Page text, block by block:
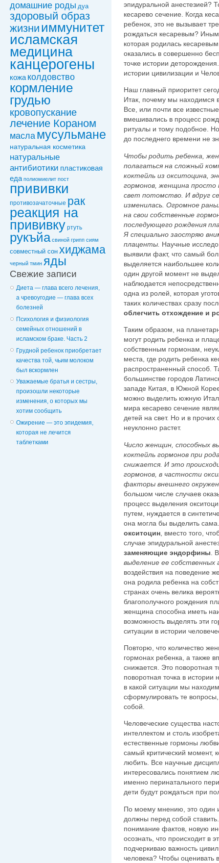
домашние роды дуа
здоровый образ
жизни иммунитет
исламская
медицина
канцерогены
кожа колдовствo
кормление
грудью
кровопускание
лечение Кораном
масла мусульмане
натуральная косметика
натуральные
антибиотики пластиковая
еда полиомиелит пост
прививки
противозачаточные рак
реакция на
прививку ртуть
рукъйа свиной грипп сиям
совместный сон хиджама
черный тмин яды
Свежие записи
Диета — глава всего лечения,
а чревоугодие — глава всех
болезней
Психология и физиология
семейных отношений в
исламском браке. Часть 2
Грудной ребенок приобретает
качества той, чьим молоком
был вскормлен
Уважаемые братья и сестры,
произошли некоторые
изменения, о которых мы
хотим сообщить
Ожирение — это эпидемия,
которая не лечится
таблетками
эпидуральной анестезией?
кесарево сечение. Когда
ребенок, это не вызывает
рождаться кесаревым?
которая родилась
оказались в совершенно
точке истории
истории цивилизации и
Наш главный приоритет
Итак, почему мы находимся
Все, или почти все
вмешивались в процесс
ритуалы и тому подобное.
до последнего времени не
Чтобы родить ребенка,
полагаться на сложный
коктейль из окситоцина,
гормонов, женщина просто
свет потомство. И вдруг
изменилась. Огромное
на свои собственные
последующего рождения
Я специально заостряю
плаценты. Научные
выявили факт, что самый
выделяется наибольшее
один другой момент не
наблюдается
одна из ролей, которая
таких количествах сразу
облегчить отхождение и
Таким образом, на
могут родить ребенка и
собственным гормонам,
места, где родить ребенка
распространенный способ.
большинстве городов
западе Китая, в Южной
можно выделить южную
мира кесарево сечение
детей на свет. Но и в
неуклонно растет.
Число женщин, способных
коктейль гормонов при
снижается. И это
гормонов, в частности
факторы внешнего
большом числе случаев
процесс выделения
путем, нуждается в
она могла бы выделить
окситоцин , вместо того,
случае эпидуральной
заменяющие эндорфины .
выделение ее собственных
воздействия на поведение
она родила ребенка на
странах очень велика
благополучного рождения
женщина способна иметь
возможность выделять эти
ситуации в истории
Повторю, что количество
гормонах ребенка, а также
снижается. Это поворотная
поворотная точка в
в какой ситуации мы
сформулировать те
собой.
Человеческие существа
интеллектом и столь
естественные гормоны
самый критический момент,
любить. Все научные
интересовались понятием
именно перинатального
дети будут рождаться при
По моему мнению, это один
должны перед собой
понимание фактов, новую
осознать, что происходит в
подчеркиваю важность
человека? Чтобы оценивать